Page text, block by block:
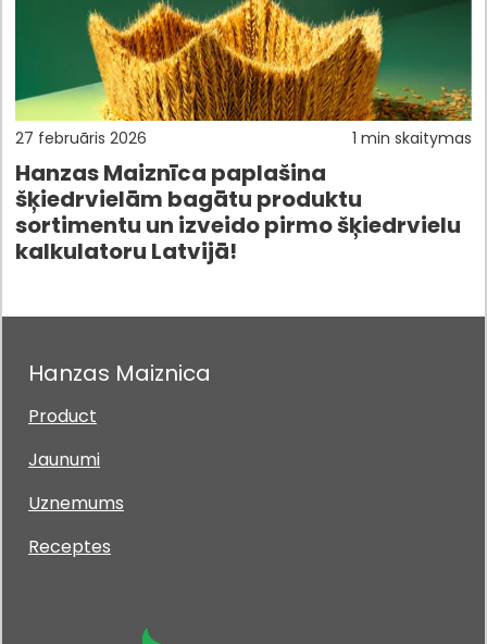
27 februāris 2026 1 min skaitymas
Hanzas Maiznīca paplašina
šķiedrvielām bagātu produktu
sortimentu un izveido pirmo šķiedrvielu
kalkulatoru Latvijā!
Hanzas Maiznica
Product
Jaunumi
Uznemums
Receptes